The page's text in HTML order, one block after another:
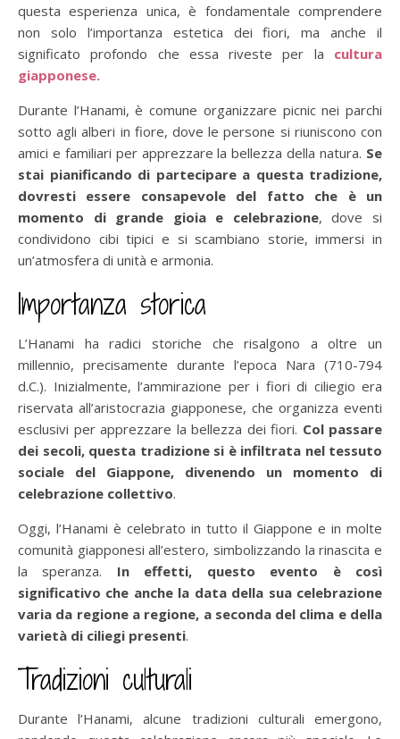
questa esperienza unica, è fondamentale comprendere
non solo l’importanza estetica dei fiori, ma anche il
significato profondo che essa riveste per la cultura
giapponese.
Durante l’Hanami, è comune organizzare picnic nei parchi
sotto agli alberi in fiore, dove le persone si riuniscono con
amici e familiari per apprezzare la bellezza della natura. Se
stai pianificando di partecipare a questa tradizione,
dovresti essere consapevole del fatto che è un
momento di grande gioia e celebrazione, dove si
condividono cibi tipici e si scambiano storie, immersi in
un’atmosfera di unità e armonia.
Importanza storica
L’Hanami ha radici storiche che risalgono a oltre un
millennio, precisamente durante l’epoca Nara (710-794
d.C.). Inizialmente, l’ammirazione per i fiori di ciliegio era
riservata all’aristocrazia giapponese, che organizza eventi
esclusivi per apprezzare la bellezza dei fiori. Col passare
dei secoli, questa tradizione si è infiltrata nel tessuto
sociale del Giappone, divenendo un momento di
celebrazione collettivo.
Oggi, l’Hanami è celebrato in tutto il Giappone e in molte
comunità giapponesi all’estero, simbolizzando la rinascita e
la speranza. In effetti, questo evento è così
significativo che anche la data della sua celebrazione
varia da regione a regione, a seconda del clima e della
varietà di ciliegi presenti.
Tradizioni culturali
Durante l’Hanami, alcune tradizioni culturali emergono,